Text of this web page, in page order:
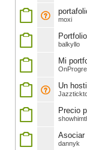
moxi
balkyllo
Mi
Un
Precio
Asociar
dannyk